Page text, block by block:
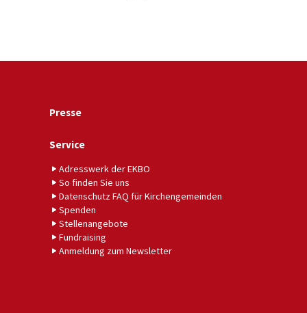
Presse
Service
Adresswerk der EKBO
So finden Sie uns
Datenschutz FAQ für Kirchengemeinden
Spenden
Stellenangebote
Fundraising
Anmeldung zum Newsletter